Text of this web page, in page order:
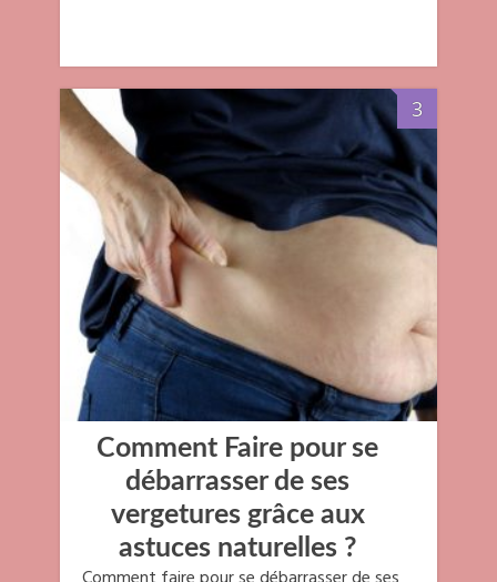
3
Comment Faire pour se
débarrasser de ses
vergetures grâce aux
astuces naturelles ?